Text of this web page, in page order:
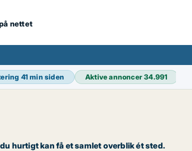
nettet
41 min siden Aktive annoncer34.991
hurtigt kan få et samlet overblik ét sted.